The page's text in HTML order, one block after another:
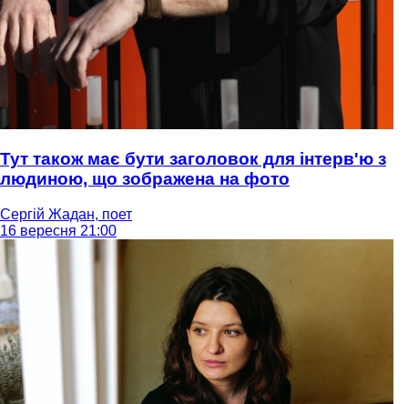
Тут також має бути заголовок для інтерв'ю з
людиною, що зображена на фото
Сергій Жадан, поет
16 вересня 21:00